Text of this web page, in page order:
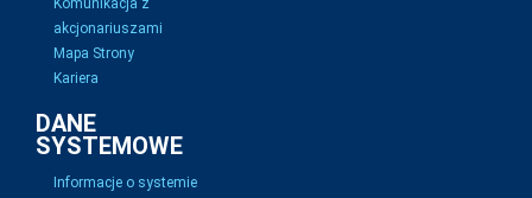
Komunikacja z
akcjonariuszami
Mapa Strony
Kariera
DANE
SYSTEMOWE
Informacje o systemie